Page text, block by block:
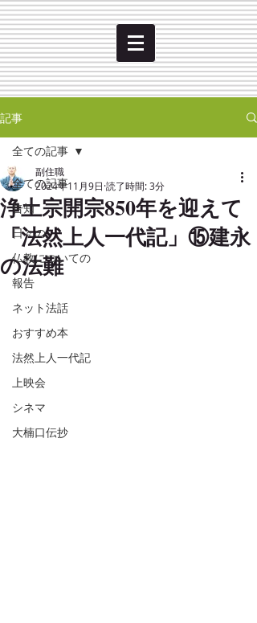
記事
全ての記事
告知
日々の
仏教についての
報告
ネット法話
おすすめ本
法然上人一代記
上映会
シネマ
大楠口伝抄
全ての記事
浄土宗開宗850年を迎えて
「法然上人一代記」⑮建永
の法難
副住職
2024年11月9日 読了時間: 3分